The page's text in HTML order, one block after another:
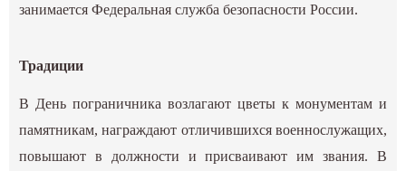
занимается Федеральная служба безопасности России.
Традиции
В День пограничника возлагают цветы к монументам и
памятникам, награждают отличившихся военнослужащих,
повышают в должности и присваивают им звания. В